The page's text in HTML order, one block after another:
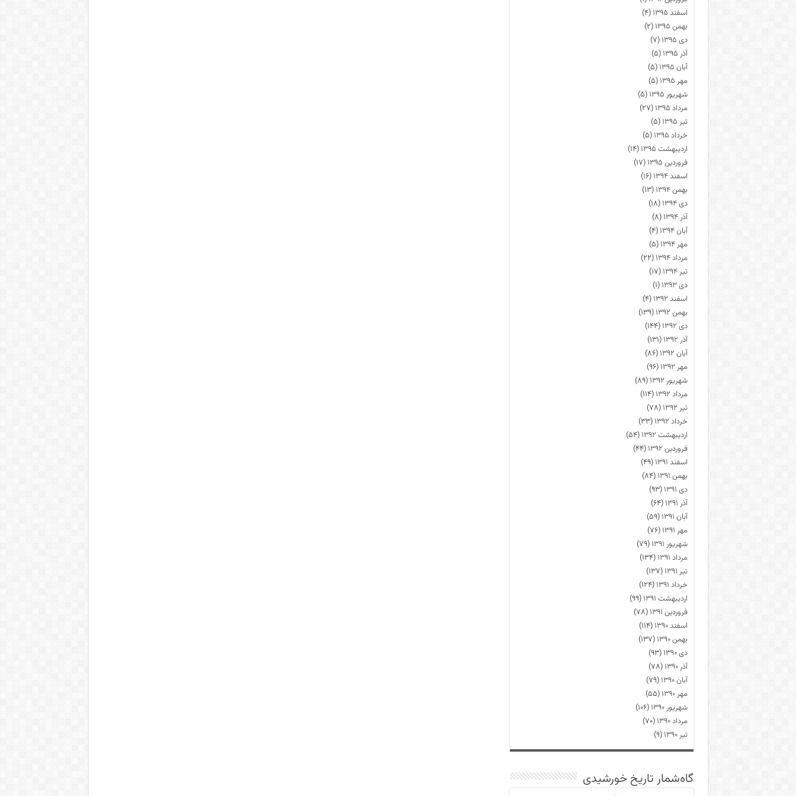
اسفند ۱۳۹۵
(۴)
بهمن ۱۳۹۵
(۲)
دی ۱۳۹۵
(۷)
آذر ۱۳۹۵
(۵)
آبان ۱۳۹۵
(۵)
مهر ۱۳۹۵
(۵)
شهریور ۱۳۹۵
(۵)
مرداد ۱۳۹۵
(۲۷)
تیر ۱۳۹۵
(۵)
خرداد ۱۳۹۵
(۵)
اردیبهشت ۱۳۹۵
(۱۴)
فروردین ۱۳۹۵
(۱۷)
اسفند ۱۳۹۴
(۱۶)
بهمن ۱۳۹۴
(۱۳)
دی ۱۳۹۴
(۱۸)
آذر ۱۳۹۴
(۸)
آبان ۱۳۹۴
(۴)
مهر ۱۳۹۴
(۵)
مرداد ۱۳۹۴
(۲۲)
تیر ۱۳۹۴
(۱۷)
دی ۱۳۹۳
(۱)
اسفند ۱۳۹۲
(۴)
بهمن ۱۳۹۲
(۱۳۹)
دی ۱۳۹۲
(۱۴۴)
آذر ۱۳۹۲
(۱۳۱)
آبان ۱۳۹۲
(۸۶)
مهر ۱۳۹۲
(۹۶)
شهریور ۱۳۹۲
(۸۹)
مرداد ۱۳۹۲
(۱۱۴)
تیر ۱۳۹۲
(۷۸)
خرداد ۱۳۹۲
(۳۳)
اردیبهشت ۱۳۹۲
(۵۴)
فروردین ۱۳۹۲
(۴۴)
اسفند ۱۳۹۱
(۴۹)
بهمن ۱۳۹۱
(۸۴)
دی ۱۳۹۱
(۹۳)
آذر ۱۳۹۱
(۶۴)
آبان ۱۳۹۱
(۵۹)
مهر ۱۳۹۱
(۷۶)
شهریور ۱۳۹۱
(۷۹)
مرداد ۱۳۹۱
(۱۳۴)
تیر ۱۳۹۱
(۱۳۷)
خرداد ۱۳۹۱
(۱۲۴)
اردیبهشت ۱۳۹۱
(۹۹)
فروردین ۱۳۹۱
(۷۸)
اسفند ۱۳۹۰
(۱۱۴)
بهمن ۱۳۹۰
(۱۳۷)
دی ۱۳۹۰
(۹۳)
آذر ۱۳۹۰
(۷۸)
آبان ۱۳۹۰
(۷۹)
مهر ۱۳۹۰
(۵۵)
شهریور ۱۳۹۰
(۱۰۶)
مرداد ۱۳۹۰
(۷۰)
تیر ۱۳۹۰
(۹)
گاه‌شمار تاریخ خورشیدی